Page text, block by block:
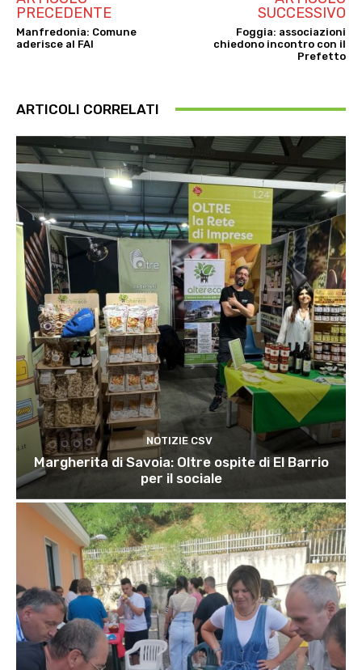
PRECEDENTE
Manfredonia: Comune
aderisce al FAI
SUCCESSIVO
Foggia: associazioni
chiedono incontro con il
Prefetto
ARTICOLI CORRELATI
NOTIZIE CSV
Margherita di Savoia: Oltre ospite di El Barrio
per il sociale